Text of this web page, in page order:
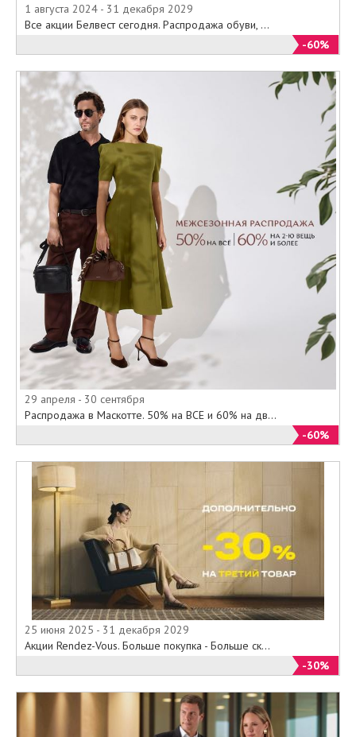
1 августа 2024 - 31 декабря 2029
Все акции Белвест сегодня. Распродажа обуви, ...
-60%
29 апреля - 30 сентября
Распродажа в Маскотте. 50% на ВСЕ и 60% на дв...
-60%
25 июня 2025 - 31 декабря 2029
Акции Rendez-Vous. Больше покупка - Больше ск...
-30%